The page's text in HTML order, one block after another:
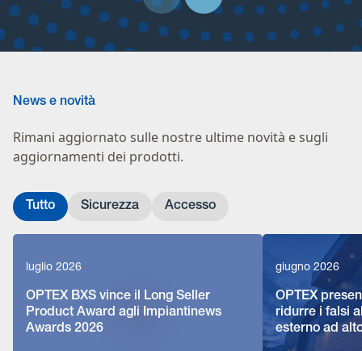
News e novità
Rimani aggiornato sulle nostre ultime novità e sugli
aggiornamenti dei prodotti.
luglio 2026
OPTEX BXS vince il Long Seller
Product Award agli Impiantinews
Awards 2026
giugno 2026
OPTEX
ridurre i falsi
esterno ad
Tutto Sicurezza Accesso